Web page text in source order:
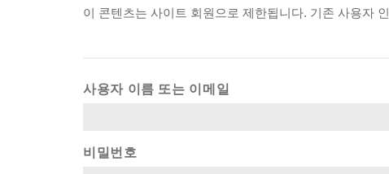
이 콘텐츠는 사이트 회원으로 제한됩니다. 기존 사용자 인
사용자 이름 또는 이메일
비밀번호